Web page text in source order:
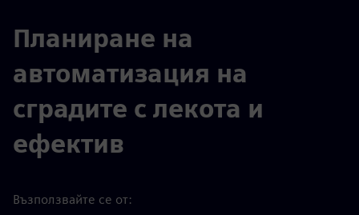
Планиране на
автоматизация на
сградите с лекота и
ефектив
Възползвайте се от: